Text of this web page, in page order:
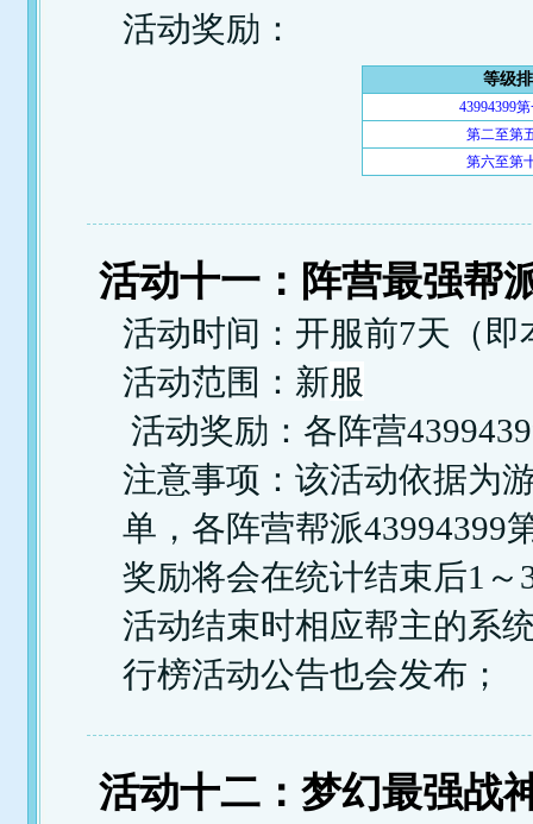
活动奖励：
等级
43994399
第二至第
第六至第
活动十一：阵营最强帮
活动时间：开服前7天（即
活动范围：新服
活动奖励：各阵营
注意事项：该活动依据为
单，各阵营帮派43994399
奖励将会在统计结束后1
活动结束时相应帮主的系
行榜活动公告也会发布；
活动十二：梦幻最强战